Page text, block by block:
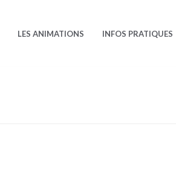
LES ANIMATIONS INFOS PRATIQUES